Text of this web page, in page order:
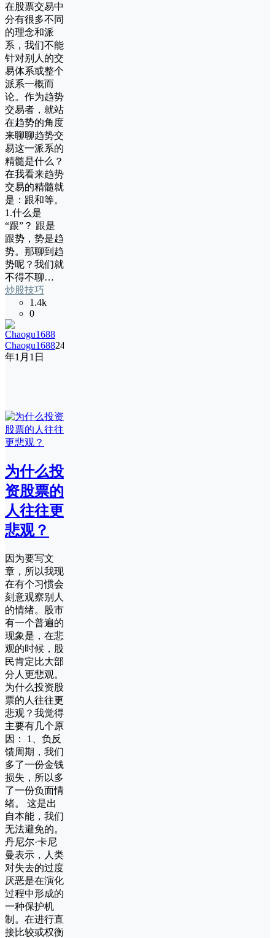
在股票交易中
分有很多不同
的理念和派
系，我们不能
针对别人的交
易体系或整个
派系一概而
论。作为趋势
交易者，就站
在趋势的角度
来聊聊趋势交
易这一派系的
精髓是什么？
在我看来趋势
交易的精髓就
是：跟和等。
1.什么是
“跟”？ 跟是
跟势，势是趋
势。那聊到趋
势呢？我们就
不得不聊…
炒股技巧
1.4k
0
Chaogu168824
年1月1日
为什么投
资股票的
人往往更
悲观？
因为要写文
章，所以我现
在有个习惯会
刻意观察别人
的情绪。股市
有一个普遍的
现象是，在悲
观的时候，股
民肯定比大部
分人更悲观。
为什么投资股
票的人往往更
悲观？我觉得
主要有几个原
因： 1、负反
馈周期，我们
多了一份金钱
损失，所以多
了一份负面情
绪。 这是出
自本能，我们
无法避免的。
丹尼尔·卡尼
曼表示，人类
对失去的过度
厌恶是在演化
过程中形成的
一种保护机
制。在进行直
接比较或权衡